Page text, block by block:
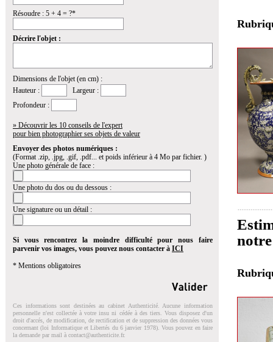
Résoudre : 5 + 4 = ?*
Décrire l'objet :
Dimensions de l'objet (en cm) :
Hauteur :
Largeur :
Profondeur :
» Découvrir les 10 conseils de l'expert
pour bien photographier ses objets de valeur
Envoyer des photos numériques :
(Format .zip, .jpg, .gif, .pdf... et poids inférieur à 4 Mo par fichier. )
Une photo générale de face :
Une photo du dos ou du dessous :
Une signature ou un détail :
Si vous rencontrez la moindre difficulté pour nous faire
parvenir vos images, vous pouvez nous contacter à ICI
* Mentions obligatoires
Ces informations sont destinées au cabinet Authenticité. Aucune information
personnelle n'est collectée à votre insu ni cédée à des tiers. Vous disposez d'un
droit d'accés, de modification, de rectification et de suppression des données vous
concernant (loi Informatique et Libertés du 6 janvier 1978). Vous pouvez en faire
la demande par mail à contact@authenticite.fr.